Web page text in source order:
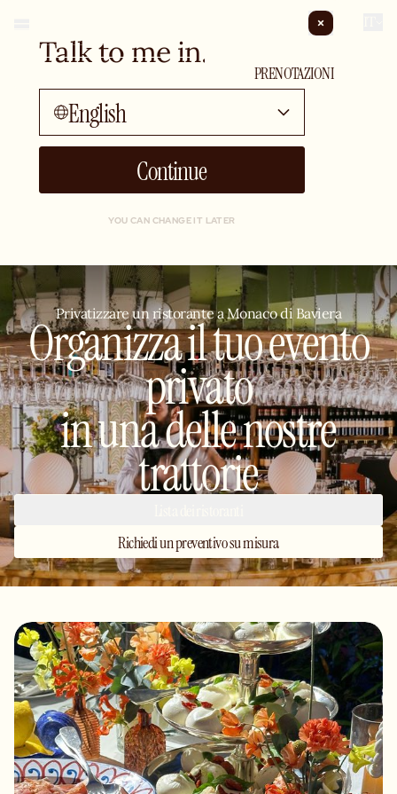
Talk to me in...
English
Continue
YOU CAN CHANGE IT LATER
PRENOTAZIONI
Privatizzare un ristorante a Monaco di Baviera
Organizza il tuo evento
privato
in una delle nostre
trattorie
Richiedi un preventivo su misura